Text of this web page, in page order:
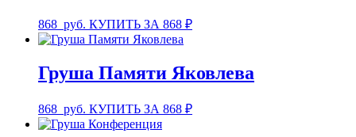
868 руб. КУПИТЬ ЗА 868 ₽
Груша Памяти Яковлева
868 руб. КУПИТЬ ЗА 868 ₽